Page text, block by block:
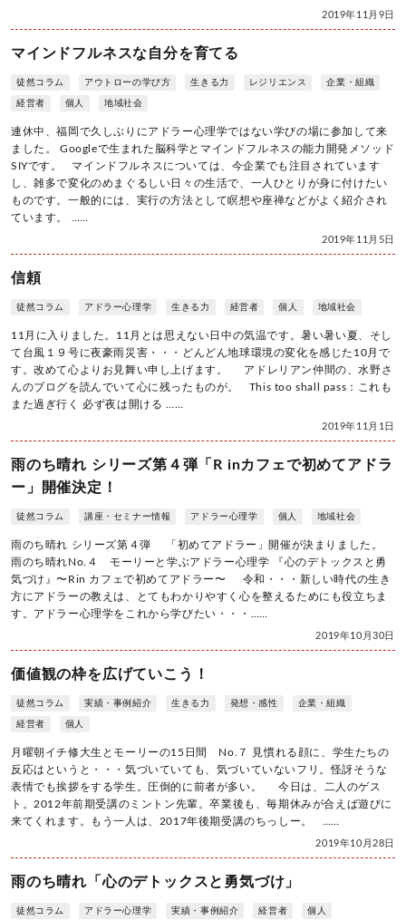
2019年11月9日
マインドフルネスな自分を育てる
徒然コラム アウトローの学び方 生きる力 レジリエンス 企業・組織
経営者 個人 地域社会
連休中、福岡で久しぶりにアドラー心理学ではない学びの場に参加して来
ました。 Googleで生まれた脳科学とマインドフルネスの能力開発メソッド
SIYです。 マインドフルネスについては、今企業でも注目されています
し、雑多で変化のめまぐるしい日々の生活で、一人ひとりが身に付けたい
ものです。一般的には、実行の方法として瞑想や座禅などがよく紹介され
ています。 ……
2019年11月5日
信頼
徒然コラム アドラー心理学 生きる力 経営者 個人 地域社会
11月に入りました。11月とは思えない日中の気温です。暑い暑い夏、そし
て台風１９号に夜豪雨災害・・・どんどん地球環境の変化を感じた10月で
す。改めて心よりお見舞い申し上げます。 アドレリアン仲間の、水野さ
んのブログを読んでいて心に残ったものが。 This too shall pass：これも
また過ぎ行く 必ず夜は開ける ……
2019年11月1日
雨のち晴れ シリーズ第４弾「R inカフェで初めてアドラ
ー」開催決定！
徒然コラム 講座・セミナー情報 アドラー心理学 個人 地域社会
雨のち晴れ シリーズ第４弾 「初めてアドラー」開催が決まりました。
雨のち晴れNo.４ モーリーと学ぶアドラー心理学 『心のデトックスと勇
気づけ』〜Rin カフェで初めてアドラー〜 令和・・・新しい時代の生き
方にアドラーの教えは、とてもわかりやすく心を整えるためにも役立ちま
す。アドラー心理学をこれから学びたい・・・……
2019年10月30日
価値観の枠を広げていこう！
徒然コラム 実績・事例紹介 生きる力 発想・感性 企業・組織
経営者 個人
月曜朝イチ修大生とモーリーの15日間 No.７ 見慣れる顔に、学生たちの
反応はというと・・・気づいていても、気づいていないフリ。怪訝そうな
表情でも挨拶をする学生。圧倒的に前者が多い。 今日は、二人のゲス
ト。2012年前期受講のミントン先輩。卒業後も、毎期休みが合えば遊びに
来てくれます。もう一人は、2017年後期受講のちっしー。 ……
2019年10月28日
雨のち晴れ「心のデトックスと勇気づけ」
徒然コラム アドラー心理学 実績・事例紹介 経営者 個人